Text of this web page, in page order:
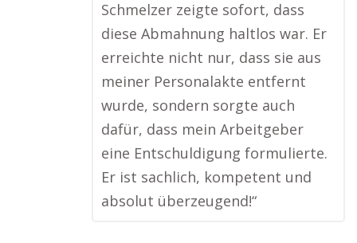
Schmelzer zeigte sofort, dass
diese Abmahnung haltlos war. Er
erreichte nicht nur, dass sie aus
meiner Personalakte entfernt
wurde, sondern sorgte auch
dafür, dass mein Arbeitgeber
eine Entschuldigung formulierte.
Er ist sachlich, kompetent und
absolut überzeugend!“